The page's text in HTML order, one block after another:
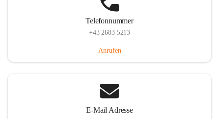
Telefonnummer
+43 2683 5213
Anrufen
E-Mail Adresse